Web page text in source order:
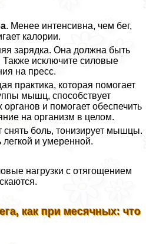
. Менее интенсивна, чем бег,
калории.
зарядка. Она должна быть
исключите силовые
на пресс.
пpaктика, которая помогает
мышц, способствует
и помогает обеспечить
на организм в целом.
снять боль, тонизирует мышцы.
и умеренной.
нагрузки с отягощением
как при мecячных: что